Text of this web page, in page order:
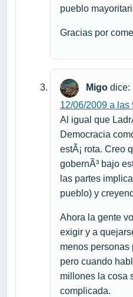
pueblo
Gracias por
Migo dice:
12/06/2009 a las
Al igual que
Democracia
estÃ¡ rota. Creo
gobernÃ³ bajo
las partes
pueblo) y
Ahora la gente
exigir y a
menos personas
pero cuando
millones la cosa
complicada.